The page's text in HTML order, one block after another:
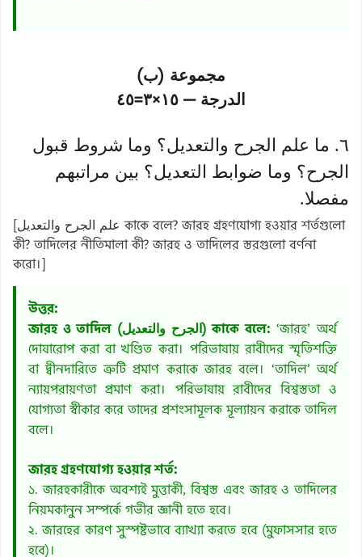
مجموعة (ب)
الدرجة — ١٥×٣=٤٥
٦. ما علم الجرح والتعديل؟ وما شروط قبول
الجرح؟ وما ضوابط التعديل؟ بين مراتبهم
مفصلا.
[علم الجرح والتعديل কাকে বলে? জারহ গ্রহণযোগ্য হওয়ার শর্তগুলো
কী? তাদিলের নীতিমালা কী? জারহ ও তাদিলের স্তরগুলো বর্ণনা
করো।]
উত্তর:
জারহ ও তাদিল (الجرح والتعديل) কাকে বলে: ‘জারহ’ অর্থ
দোষারোপ করা বা খণ্ডিত করা। পরিভাষায় রাবীদের স্মৃতিশক্তি
বা দ্বীনদারিতে ত্রুটি প্রমাণ করাকে জারহ বলে। ‘তাদিল’ অর্থ
ন্যায়পরায়ণতা প্রমাণ করা। পরিভাষায় রাবীদের বিশ্বস্ততা ও
যোগ্যতা স্বীকার করে তাদের প্রশংসামূলক মূল্যায়ন করাকে তাদিল
বলে।
জারহ গ্রহণযোগ্য হওয়ার শর্ত:
১. জারহকারীকে অবশ্যই মুত্তাকী, বিশ্বস্ত এবং জারহ ও তাদিলের
নিয়মকানুন সম্পর্কে গভীর জ্ঞানী হতে হবে।
২. জারহের কারণ সুস্পষ্টভাবে ব্যাখ্যা করতে হবে (মুফাসসার হতে
হবে)।